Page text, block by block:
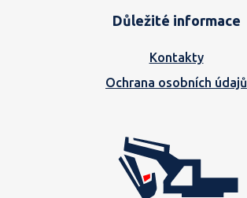
Důležité informace
Kontakty
Ochrana osobních údajů